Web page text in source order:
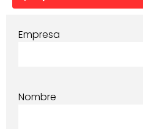
Empresa
Nombre